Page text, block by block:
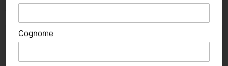
altri nostri prodotti
Cognome